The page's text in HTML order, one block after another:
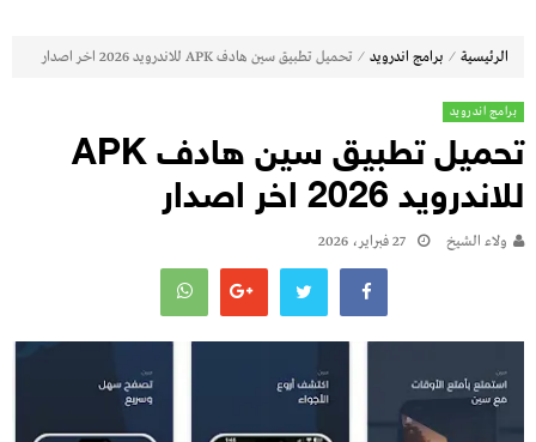
الرئيسية ⁄ برامج اندرويد ⁄ تحميل تطبيق سين هادف APK للاندرويد 2026 اخر اصدار
برامج اندرويد
تحميل تطبيق سين هادف APK
للاندرويد 2026 اخر اصدار
ولاء الشيخ 27 فبراير، 2026